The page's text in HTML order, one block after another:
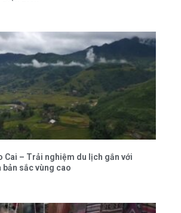
Cai – Trải nghiệm du lịch gắn với
bản sắc vùng cao